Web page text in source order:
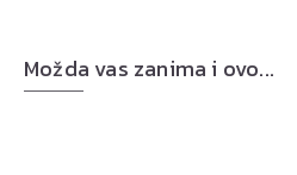
Možda vas zanima i ovo...